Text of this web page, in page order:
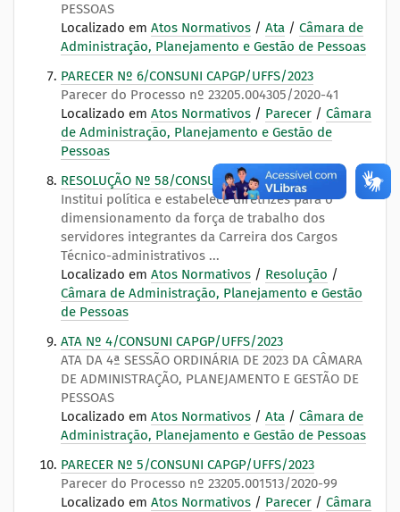
PESSOAS
Localizado em Atos Normativos / Ata / Câmara de
Administração, Planejamento e Gestão de Pessoas
PARECER Nº 6/CONSUNI CAPGP/UFFS/2023
Parecer do Processo nº 23205.004305/2020-41
Localizado em Atos Normativos / Parecer / Câmara
de Administração, Planejamento e Gestão de
Pessoas
RESOLUÇÃO Nº 58/CONSUNI CAPGP/UFFS/2023
Institui política e estabelece diretrizes para o
dimensionamento da força de trabalho dos
servidores integrantes da Carreira dos Cargos
Técnico-administrativos ...
Localizado em Atos Normativos / Resolução /
Câmara de Administração, Planejamento e Gestão
de Pessoas
ATA Nº 4/CONSUNI CAPGP/UFFS/2023
ATA DA 4ª SESSÃO ORDINÁRIA DE 2023 DA CÂMARA
DE ADMINISTRAÇÃO, PLANEJAMENTO E GESTÃO DE
PESSOAS
Localizado em Atos Normativos / Ata / Câmara de
Administração, Planejamento e Gestão de Pessoas
PARECER Nº 5/CONSUNI CAPGP/UFFS/2023
Parecer do Processo nº 23205.001513/2020-99
Localizado em Atos Normativos / Parecer / Câmara